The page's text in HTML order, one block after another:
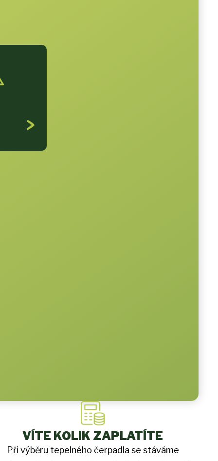
VÍTE KOLIK ZAPLATÍTE
Při výběru tepelného čerpadla se stáváme